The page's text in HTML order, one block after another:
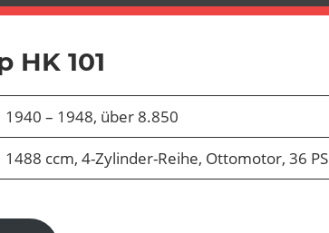
HK 101
1940 – 1948, über 8.850
1488 ccm, 4-Zylinder-Reihe, Ottomotor, 36 PS